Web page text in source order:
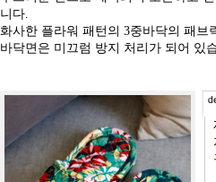
니다.
화사한 플라워 패턴의 3중바닥의 패브
바닥면은 미끄럼 방지 처리가 되어 있